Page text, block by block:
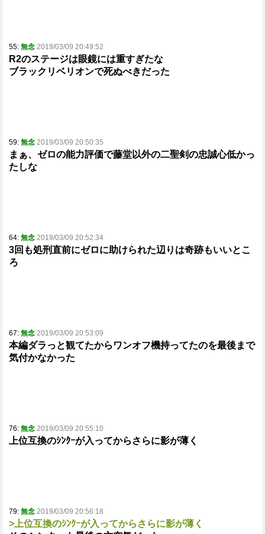
55: 無念 2019/03/09 20:49:52
R2のステージは眼鏡には重すぎたな
ブラックリベリオンで死ぬべきだった
59: 無念 2019/03/09 20:50:35
まぁ、ゼロの能力評価で藤堂以外の二聖剣の忠誠心低かっ
たしな
64: 無念 2019/03/09 20:52:34
3回も処刑直前にゼロに助けられた辺りは奇跡もいいとこ
ろ
67: 無念 2019/03/09 20:53:09
本編ダラっと観てたからワンオフ機持ってたのを最後まで
気付かなかった
76: 無念 2019/03/09 20:55:10
上位互換のｼﾝｸｰが入ってからさらに影が薄く
79: 無念 2019/03/09 20:56:18
>上位互換のｼﾝｸｰが入ってからさらに影が薄く